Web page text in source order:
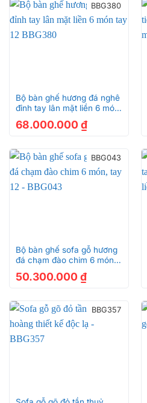
BBG380
Bộ bàn ghế hương đá nghê
đỉnh tay lân mặt liền 6 món
68.000.000 ₫
BBG043
Bộ bàn ghế sofa gỗ hương
đá chạm đào chim 6 món,
50.300.000 ₫
BBG357